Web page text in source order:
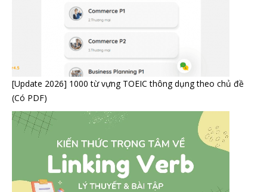
[Update 2026] 1000 từ vựng TOEIC thông dụng theo chủ đề
(Có PDF)